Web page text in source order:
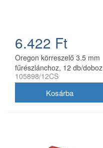
6.422 Ft
Oregon körreszelő 3.5 mm
fűrészlánchoz, 12 db/doboz
105898/12CS